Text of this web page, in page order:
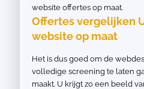
website offertes op maat.
Offertes vergelijken
website op maat
Het is dus goed om de
volledige screening te laten
maakt. U krijgt zo een beeld